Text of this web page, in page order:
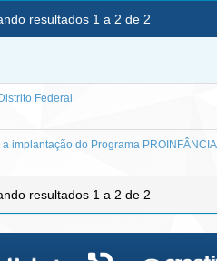
resultados 1 a 2 de 2
Federal
implantação do Programa PROINFÂNCIA
resultados 1 a 2 de 2